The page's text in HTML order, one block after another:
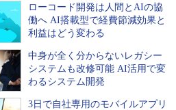
ローコード開発は人間とAIの協
働へ AI搭載型で経費節減効果と
利益はどう変わる
中身が全く分からないレガシー
システムも改修可能 AI活用で変
わるシステム開発
3日で自社専用のモバイルアプリ